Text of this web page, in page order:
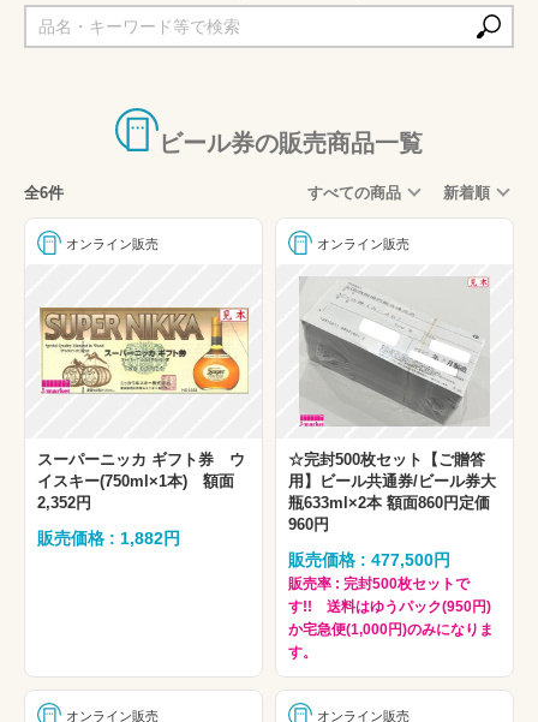
ビール券の販売商品一覧
全6件 すべての商品 新着順
オンライン販売
スーパーニッカ ギフト券 ウ
イスキー(750ml×1本) 額面
2,352円
販売価格 : 1,882円
オンライン販売
☆完封500枚セット【ご贈答
用】ビール共通券/ビール券大
瓶633ml×2本 額面860円定価
960円
販売価格 : 477,500円
販売率 : 完封500枚セットで
す!! 送料はゆうパック(950円)
か宅急便(1,000円)のみになりま
す。
オンライン販売 オンライン販売